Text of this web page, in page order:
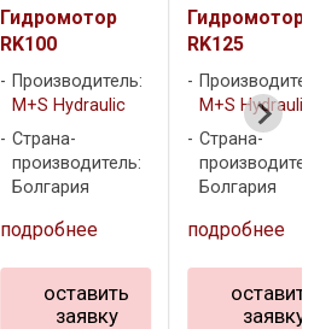
Гидромотор
RK100
Производитель:
M+S Hydraulic
Страна-
производитель:
Болгария
подробнее
оставить
заявку
Гидромотор
RK125
M+S Hydraulic
Страна-
Болгария
подробнее
заявку